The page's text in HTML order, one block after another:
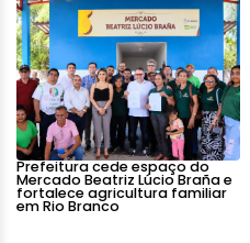
Prefeitura cede espaço do
Mercado Beatriz Lúcio Braña e
fortalece agricultura familiar
em Rio Branco